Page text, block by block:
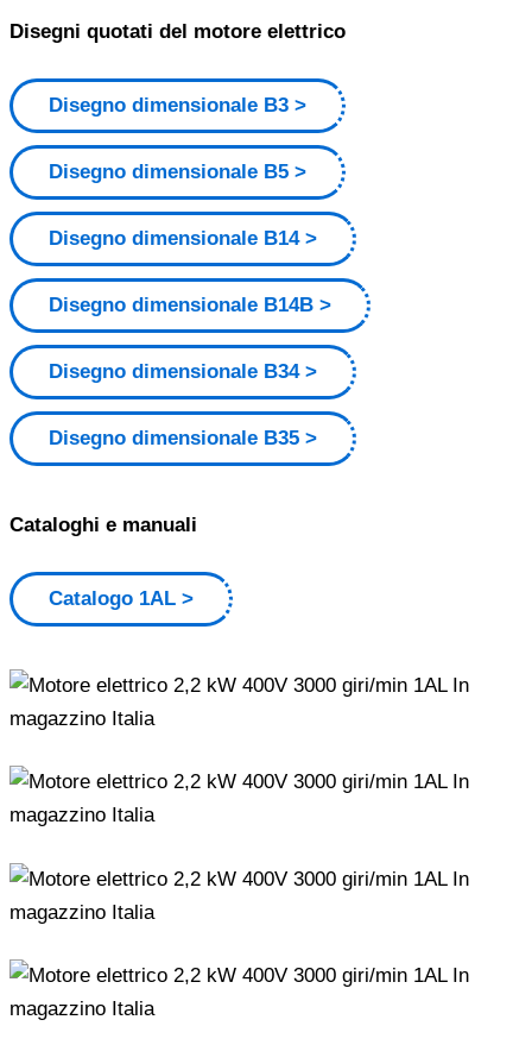
Disegni quotati del motore elettrico
Disegno dimensionale B3
Disegno dimensionale B5
Disegno dimensionale B14
Disegno dimensionale B14B
Disegno dimensionale B34
Disegno dimensionale B35
Cataloghi e manuali
Catalogo 1AL